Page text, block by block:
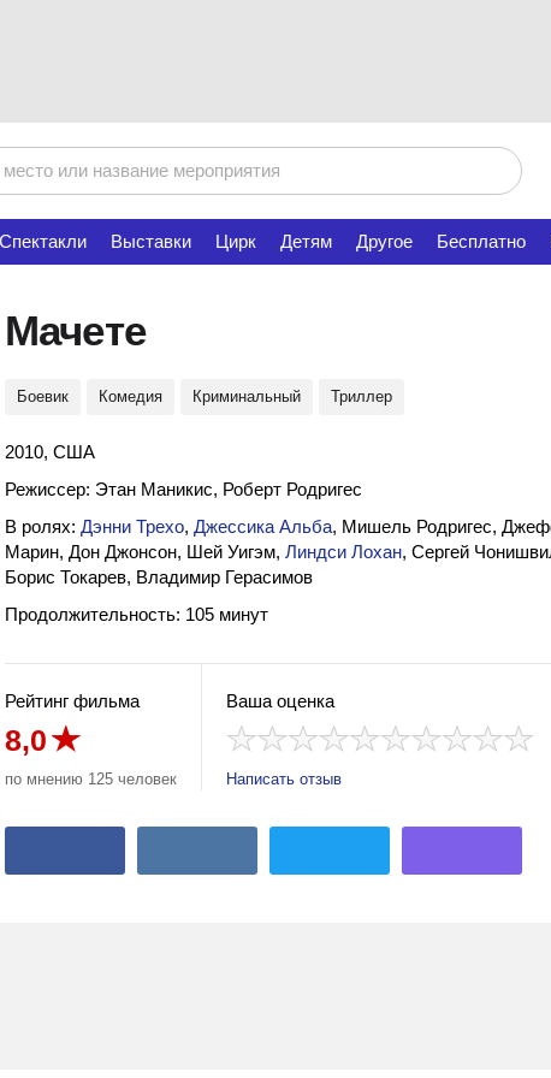
Спектакли Выставки Цирк Детям Другое Бесплатно
Мачете
Боевик Комедия Криминальный Триллер
2010, США
Режиссер: Этан Маникис, Роберт Родригес
В ролях: Дэнни Трехо, Джессика Альба, Мишель Родригес,
Марин, Дон Джонсон, Шей Уигэм, Линдси Лохан, Сергей
Борис Токарев, Владимир Герасимов
Продолжительность: 105 минут
Рейтинг фильма
8,0
по мнению 125 человек
Ваша оценка
Написать отзыв